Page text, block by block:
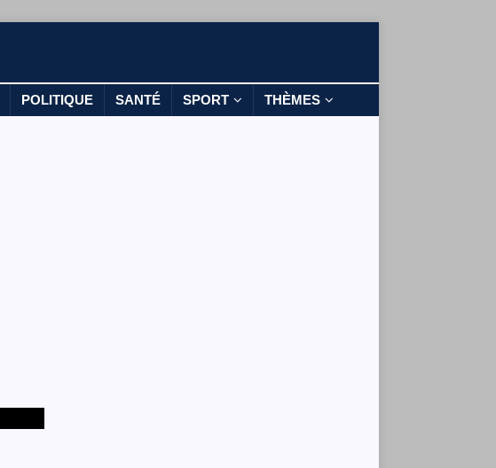
POLITIQUE SANTÉ SPORT THÈMES